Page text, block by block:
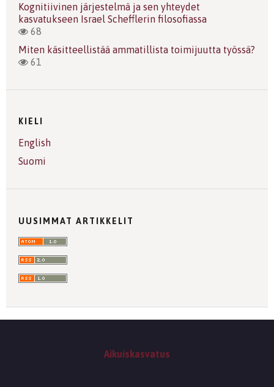
Kognitiivinen järjestelmä ja sen yhteydet
kasvatukseen Israel Schefflerin filosofiassa
68
Miten käsitteellistää ammatillista toimijuutta työssä?
61
KIELI
English
Suomi
UUSIMMAT ARTIKKELIT
Aikuiskasvatus